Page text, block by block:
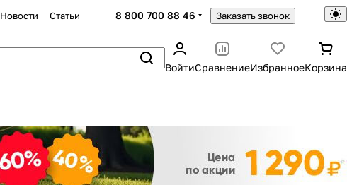
Новости Статьи 8 800 700 88 46 Заказать звонок
ВойтиСравнениеИзбранноеКорзина